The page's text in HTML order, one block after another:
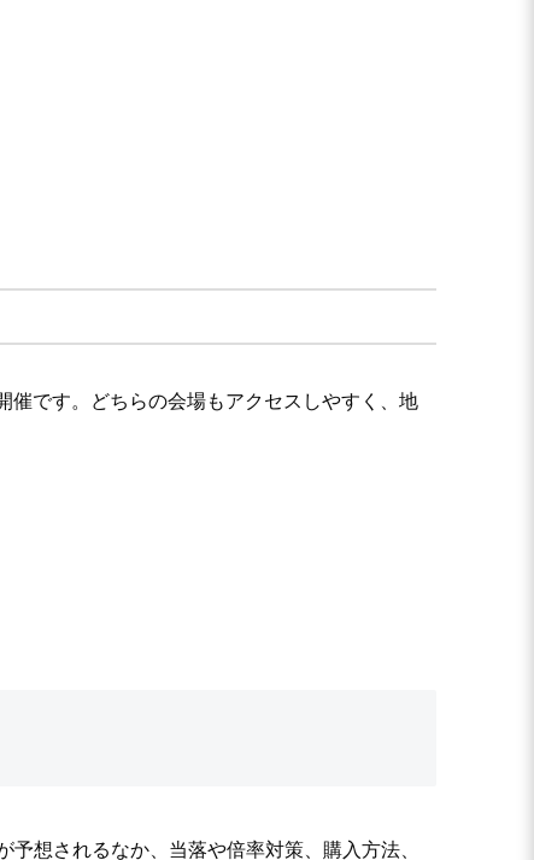
催です。どちらの会場もアクセスしやすく、地
想されるなか、当落や倍率対策、購入方法、